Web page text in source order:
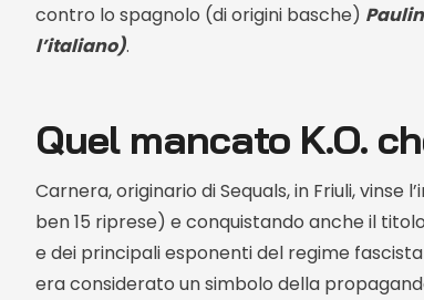
contro lo spagnolo (di origini basche)
l’italiano).
Quel mancato K.O.
Carnera, originario di Sequals, in Friuli,
ben 15 riprese) e conquistando anche il
e dei principali esponenti del regime
era considerato un simbolo della